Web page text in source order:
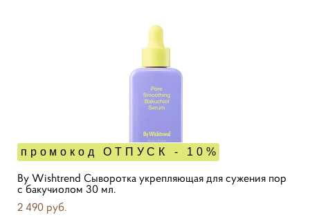
промокод ОТПУСК - 10%
By Wishtrend Сыворотка укрепляющая для сужения пор
с бакучиолом 30 мл.
2 490 pуб.